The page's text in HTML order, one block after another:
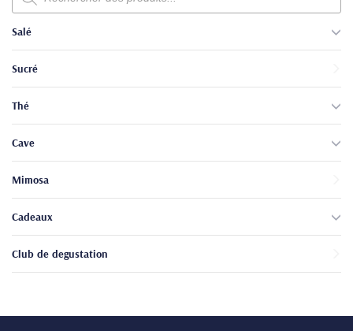
produits
Salé
Sucré
Thé
Cave
Mimosa
Cadeaux
Club de degustation